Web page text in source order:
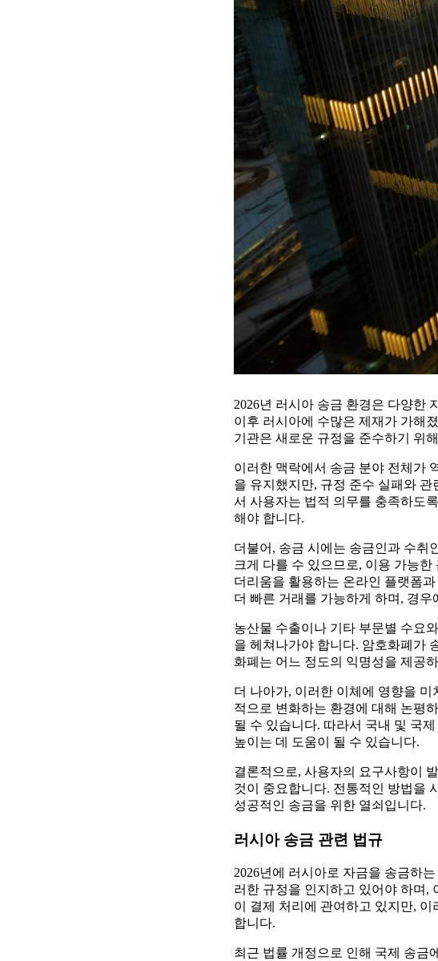
2026년 러시아 송금 환경은 다양한
이후 러시아에 수많은 제재가 가해
기관은 새로운 규정을 준수하기 위
이러한 맥락에서 송금 분야 전체가
을 유지했지만, 규정 준수 실패와
서 사용자는 법적 의무를 충족하도
해야 합니다.
더불어, 송금 시에는 송금인과 수취
크게 다를 수 있으므로, 이용 가능
더리움을 활용하는 온라인 플랫폼
더 빠른 거래를 가능하게 하며, 경
농산물 수출이나 기타 부문별 수요
을 헤쳐나가야 합니다. 암호화폐가
화폐는 어느 정도의 익명성을 제공
더 나아가, 이러한 이체에 영향을 미
적으로 변화하는 환경에 대해 논평
될 수 있습니다. 따라서 국내 및 국
높이는 데 도움이 될 수 있습니다.
결론적으로, 사용자의 요구사항이
것이 중요합니다. 전통적인 방법을
성공적인 송금을 위한 열쇠입니다.
러시아 송금 관련 법규
2026년에 러시아로 자금을 송금하
러한 규정을 인지하고 있어야 하며,
이 결제 처리에 관여하고 있지만,
합니다.
최근 법률 개정으로 인해 국제 송금